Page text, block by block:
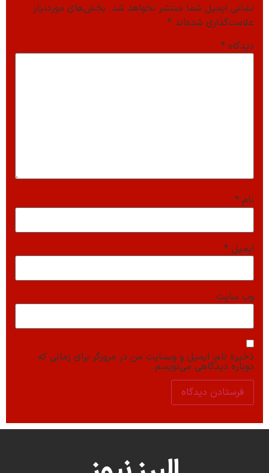
نشانی ایمیل شما منتشر نخواهد شد. بخش‌های موردنیاز
علامت‌گذاری شده‌اند *
دیدگاه *
نام *
ایمیل *
وب‌ سایت
ذخیره نام، ایمیل و وبسایت من در مرورگر برای زمانی که
دوباره دیدگاهی می‌نویسم.